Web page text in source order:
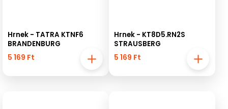
Hrnek - TATRA KTNF6
BRANDENBURG
5 169 Ft
Hrnek - KT8D5.RN2S
STRAUSBERG
5 169 Ft